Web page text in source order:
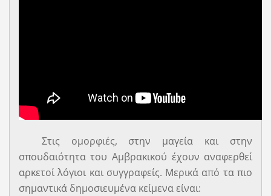
Στις ομορφιές, στην μαγεία και στην
σπουδαιότητα του Αμβρακικού έχουν αναφερθεί
αρκετοί λόγιοι και συγγραφείς. Μερικά από τα πιο
σημαντικά δημοσιευμένα κείμενα είναι: